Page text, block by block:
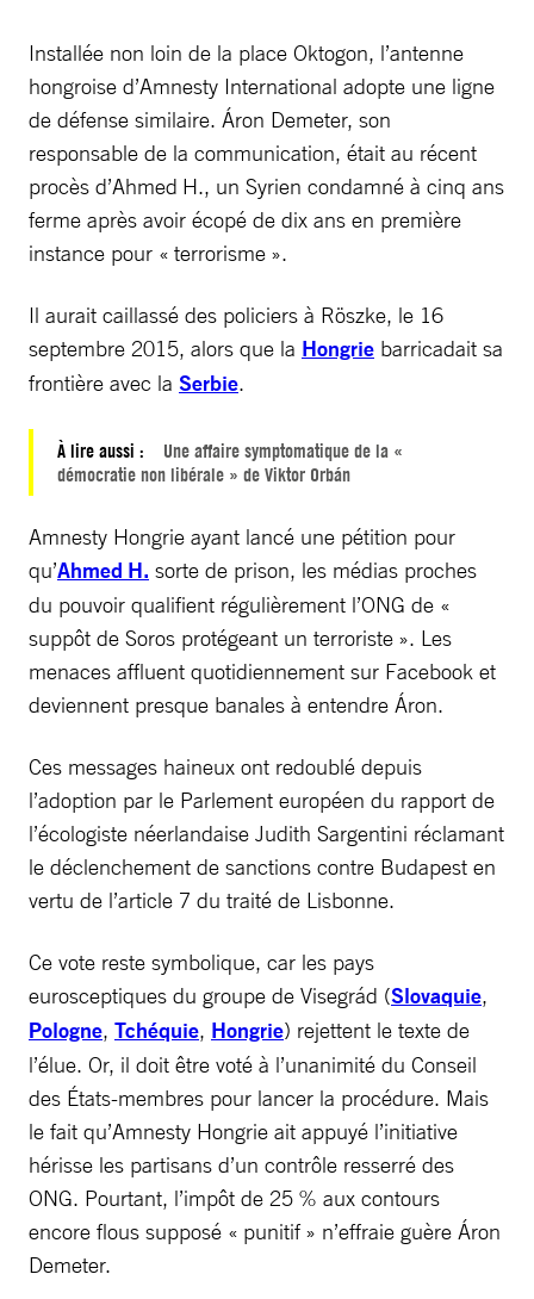
Installée non loin de la place Oktogon, l’antenne
hongroise d’Amnesty International adopte une ligne
de défense similaire. Áron Demeter, son
responsable de la communication, était au récent
procès d’Ahmed H., un Syrien condamné à cinq ans
ferme après avoir écopé de dix ans en première
instance pour « terrorisme ».
Il aurait caillassé des policiers à Röszke, le 16
septembre 2015, alors que la Hongrie barricadait sa
frontière avec la Serbie.
À lire aussi :
Une affaire symptomatique de la «
démocratie non libérale » de Viktor Orbán
Amnesty Hongrie ayant lancé une pétition pour
qu’Ahmed H. sorte de prison, les médias proches
du pouvoir qualifient régulièrement l’ONG de «
suppôt de Soros protégeant un terroriste ». Les
menaces affluent quotidiennement sur Facebook et
deviennent presque banales à entendre Áron.
Ces messages haineux ont redoublé depuis
l’adoption par le Parlement européen du rapport de
l’écologiste néerlandaise Judith Sargentini réclamant
le déclenchement de sanctions contre Budapest en
vertu de l’article 7 du traité de Lisbonne.
Ce vote reste symbolique, car les pays
eurosceptiques du groupe de Visegrád (Slovaquie,
Pologne, Tchéquie, Hongrie) rejettent le texte de
l’élue. Or, il doit être voté à l’unanimité du Conseil
des États-membres pour lancer la procédure. Mais
le fait qu’Amnesty Hongrie ait appuyé l’initiative
hérisse les partisans d’un contrôle resserré des
ONG. Pourtant, l’impôt de 25 % aux contours
encore flous supposé « punitif » n’effraie guère Áron
Demeter.